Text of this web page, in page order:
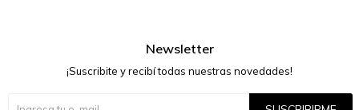
Newsletter
¡Suscribite y recibí todas nuestras novedades!